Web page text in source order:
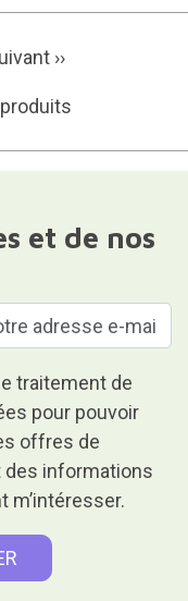
››
et de nos
traitement de
pour pouvoir
offres de
des informations
m’intéresser.